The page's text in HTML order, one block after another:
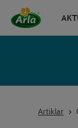
Artiklar